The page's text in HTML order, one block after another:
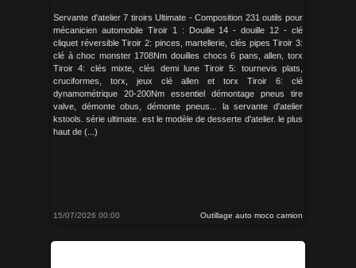
Servante d'atelier 7 tiroirs Ultimate - Composition 231 outils pour
mécanicien automobile Tiroir 1 : Douille 14 - douille 12 - clé
cliquet réversible Tiroir 2: pinces, martellerie, clés pipes Tiroir 3:
clé à choc monster 1708Nm douilles chocs 6 pans, allen, torx
Tiroir 4: clés mixte, clés demi lune Tiroir 5: tournevis plats,
cruciformes, torx, jeux clé allen et torx Tiroir 6: clé
dynamométrique 20-200Nm essentiel démontage pneus tire
valve, démonte obus, démonte pneus... la servante d'atelier
kstools. série ultimate. est le modèle de desserte d'atelier. le plus
haut de (...)
15/07/2026 00:00 Outillage auto moco camion